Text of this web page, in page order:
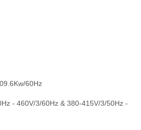
60Hz
- 460V/3/60Hz & 380-415V/3/50Hz -